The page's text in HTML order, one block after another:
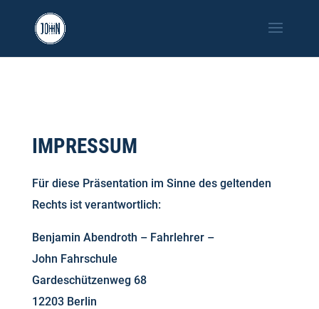
IMPRESSUM
Für diese Präsentation im Sinne des geltenden
Rechts ist verantwortlich:
Benjamin Abendroth – Fahrlehrer –
John Fahrschule
Gardeschützenweg 68
12203 Berlin